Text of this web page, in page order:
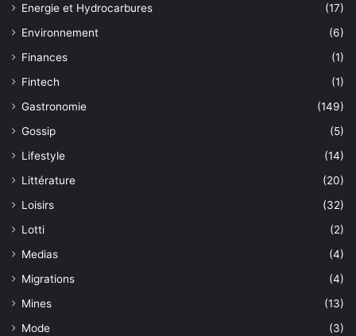
Energie et Hydrocarbures
(17)
Environnement
(6)
Finances
(1)
Fintech
(1)
Gastronomie
(149)
Gossip
(5)
Lifestyle
(14)
Littérature
(20)
Loisirs
(32)
Lotti
(2)
Medias
(4)
Migrations
(4)
Mines
(13)
Mode
(3)